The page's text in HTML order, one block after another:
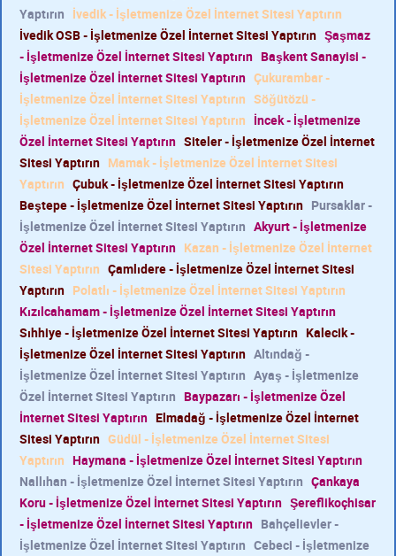
Yaptırın İvedik - İşletmenize Özel İnternet Sitesi Yaptırın
İvedik OSB - İşletmenize Özel İnternet Sitesi Yaptırın Şaşmaz
- İşletmenize Özel İnternet Sitesi Yaptırın Başkent Sanayisi -
İşletmenize Özel İnternet Sitesi Yaptırın Çukurambar -
İşletmenize Özel İnternet Sitesi Yaptırın Söğütözü -
İşletmenize Özel İnternet Sitesi Yaptırın İncek - İşletmenize
Özel İnternet Sitesi Yaptırın Siteler - İşletmenize Özel İnternet
Sitesi Yaptırın Mamak - İşletmenize Özel İnternet Sitesi
Yaptırın Çubuk - İşletmenize Özel İnternet Sitesi Yaptırın
Beştepe - İşletmenize Özel İnternet Sitesi Yaptırın Pursaklar -
İşletmenize Özel İnternet Sitesi Yaptırın Akyurt - İşletmenize
Özel İnternet Sitesi Yaptırın Kazan - İşletmenize Özel İnternet
Sitesi Yaptırın Çamlıdere - İşletmenize Özel İnternet Sitesi
Yaptırın Polatlı - İşletmenize Özel İnternet Sitesi Yaptırın
Kızılcahamam - İşletmenize Özel İnternet Sitesi Yaptırın
Sıhhiye - İşletmenize Özel İnternet Sitesi Yaptırın Kalecik -
İşletmenize Özel İnternet Sitesi Yaptırın Altındağ -
İşletmenize Özel İnternet Sitesi Yaptırın Ayaş - İşletmenize
Özel İnternet Sitesi Yaptırın Baypazarı - İşletmenize Özel
İnternet Sitesi Yaptırın Elmadağ - İşletmenize Özel İnternet
Sitesi Yaptırın Güdül - İşletmenize Özel İnternet Sitesi
Yaptırın Haymana - İşletmenize Özel İnternet Sitesi Yaptırın
Nallıhan - İşletmenize Özel İnternet Sitesi Yaptırın Çankaya
Koru - İşletmenize Özel İnternet Sitesi Yaptırın Şereflikoçhisar
- İşletmenize Özel İnternet Sitesi Yaptırın Bahçelievler -
İşletmenize Özel İnternet Sitesi Yaptırın Cebeci - İşletmenize